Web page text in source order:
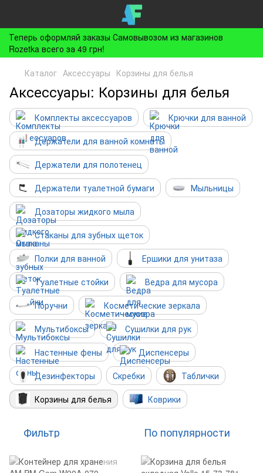
Теперь оформляй заказы Самовывозом из магазинов
Rozetka всего за 49 грн!
Каталог Аксессуары Корзины для белья
Аксессуары: Корзины для белья
Комплекты аксессуаров
Крючки для ванной
Держатели для ванной комнаты
Держатели для полотенец
Держатели туалетной бумаги
Мыльницы
Дозаторы жидкого мыла
Стаканы для зубных щеток
Полки для ванной
Ершики для унитаза
Туалетные стойки
Ведра для мусора
Поручни
Косметические зеркала
Мультибоксы
Сушилки для рук
Настенные фены
Диспенсеры
Дезинфекторы
Скребки
Таблички
Корзины для белья
Коврики
Фильтр По популярности